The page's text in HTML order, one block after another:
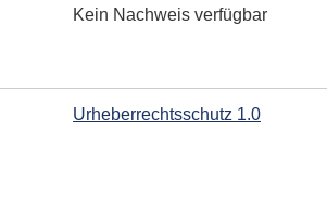
Kein Nachweis verfügbar
Urheberrechtsschutz 1.0